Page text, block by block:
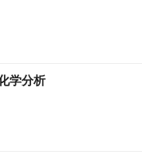
学分析